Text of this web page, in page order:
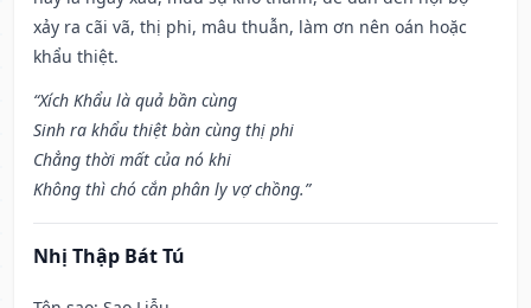
xảy ra cãi vã, thị phi, mâu thuẫn, làm ơn nên oán hoặc
khẩu thiệt.
“Xích Khẩu là quả bần cùng
Sinh ra khẩu thiệt bàn cùng thị phi
Chẳng thời mất của nó khi
Không thì chó cắn phân ly vợ chồng.”
Nhị Thập Bát Tú